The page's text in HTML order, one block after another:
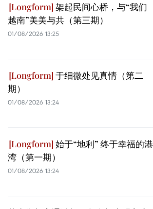
架起民间心桥，与“我们
越南”美美与共（第三期）
01/08/2026 13:25
于细微处见真情（第二
期）
01/08/2026 13:24
始于“地利” 终于幸福的港
湾（第一期）
01/08/2026 13:24